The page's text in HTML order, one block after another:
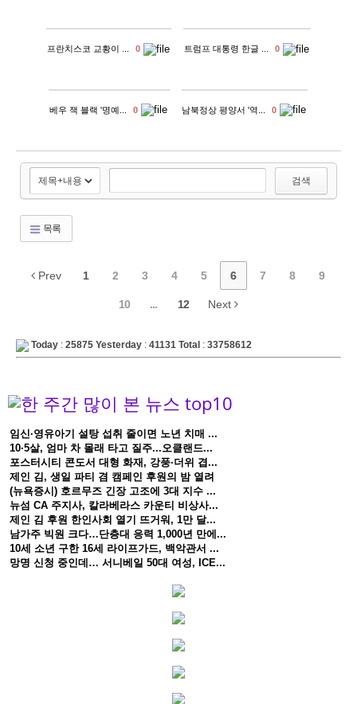
프란치스코 교황이 ... 0 트럼프 대통령 한글 ... 0
베우 잭 블랙 '명예... 0 남북정상 평양서 '역... 0
검색
목록
Prev 1 2 3 4 5 6 7 8 9
10 ... 12 Next
Today : 25875 Yesterday : 41131 Total : 33758612
임신·영유아기 설탕 섭취 줄이면 노년 치매 ...
10·5살, 엄마 차 몰래 타고 질주...오클랜드...
포스터시티 콘도서 대형 화재, 강풍·더위 겹...
제인 김, 생일 파티 겸 캠페인 후원의 밤 열려
(뉴욕증시) 호르무즈 긴장 고조에 3대 지수 ...
뉴섬 CA 주지사, 칼라베라스 카운티 비상사...
제인 김 후원 한인사회 열기 뜨거워, 1만 달...
남가주 빅원 크다…단층대 응력 1,000년 만에...
10세 소년 구한 16세 라이프가드, 백악관서 ...
망명 신청 중인데… 서니베일 50대 여성, ICE...